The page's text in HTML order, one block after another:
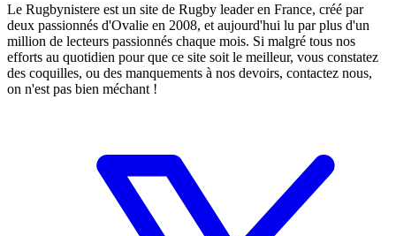
Le Rugbynistere est un site de Rugby leader en France, créé par
deux passionnés d'Ovalie en 2008, et aujourd'hui lu par plus d'un
million de lecteurs passionnés chaque mois. Si malgré tous nos
efforts au quotidien pour que ce site soit le meilleur, vous constatez
des coquilles, ou des manquements à nos devoirs, contactez nous,
on n'est pas bien méchant !